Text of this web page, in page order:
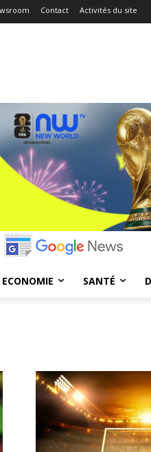
Contact Activités du site
ECONOMIE SANTÉ